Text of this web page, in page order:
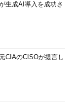
生成AI導入を成功さ
CIAのCISOが提言し